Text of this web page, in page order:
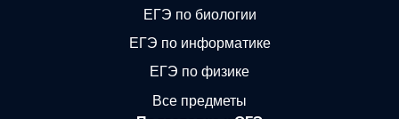
ЕГЭ по биологии
ЕГЭ по информатике
ЕГЭ по физике
Все предметы